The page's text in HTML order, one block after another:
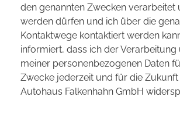
den genannten Zwecken verarbeitet
werden dürfen und ich über die
Kontaktwege kontaktiert werden
informiert, dass ich der
meiner personenbezogenen Daten
Zwecke jederzeit und für die
Autohaus Falkenhahn GmbH